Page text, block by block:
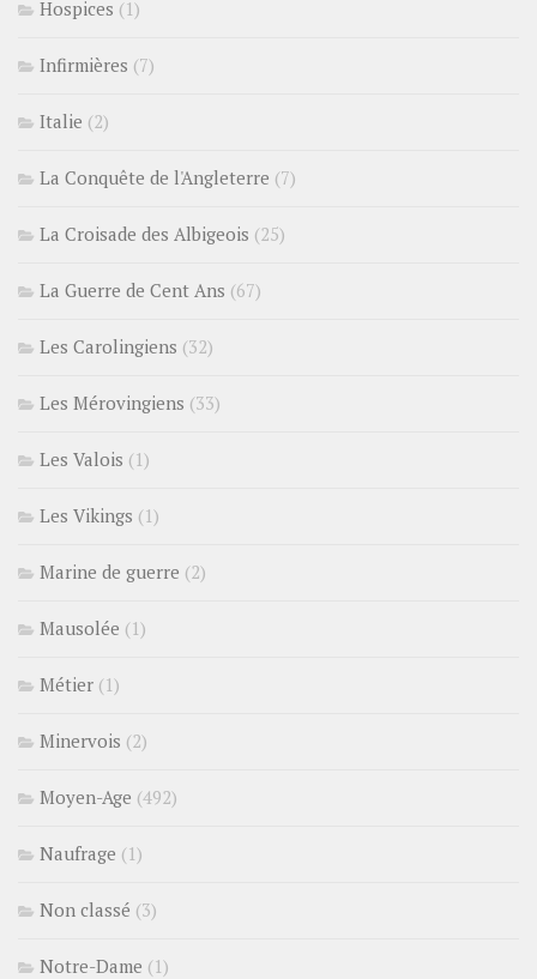
Hospices (1)
Infirmières (7)
Italie (2)
La Conquête de l'Angleterre (7)
La Croisade des Albigeois (25)
La Guerre de Cent Ans (67)
Les Carolingiens (32)
Les Mérovingiens (33)
Les Valois (1)
Les Vikings (1)
Marine de guerre (2)
Mausolée (1)
Métier (1)
Minervois (2)
Moyen-Age (492)
Naufrage (1)
Non classé (3)
Notre-Dame (1)